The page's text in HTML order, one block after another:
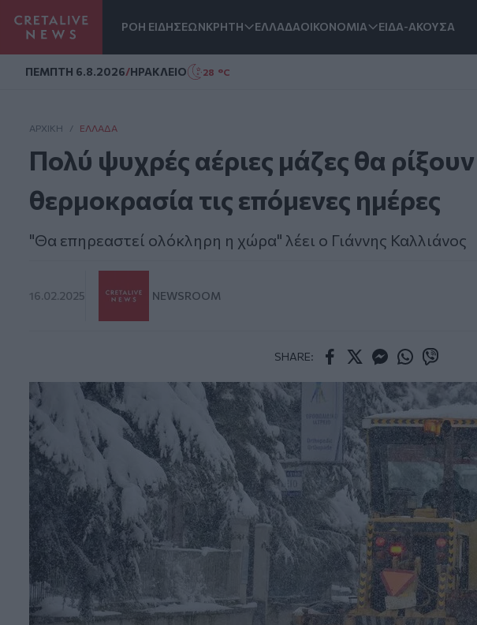
ΡΟΗ ΕΙΔΗΣΕΩΝΚΡΗΤΗ ΕΛΛΑΔΑΟΙΚΟΝΟΜΙΑ ΕΙΔΑ-ΑΚΟΥΣΑ
ΠΕΜΠΤΗ 6.8.2026/ΗΡΑΚΛΕΙΟ 28 °C
ΑΡΧΙΚΗ / ΕΛΛΆΔΑ
Πολύ ψυχρές αέριες μάζες θα
θερμοκρασία τις επόμενες ημέρες
"Θα επηρεαστεί ολόκληρη η χώρα" λέει ο Γιάννης Καλλιάνος
16.02.2025 NEWSROOM
SHARE: